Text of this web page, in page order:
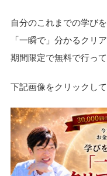
自分のこれまでの学び
「一瞬で」分かるクリ
期間限定で無料で行って
下記画像をクリックし